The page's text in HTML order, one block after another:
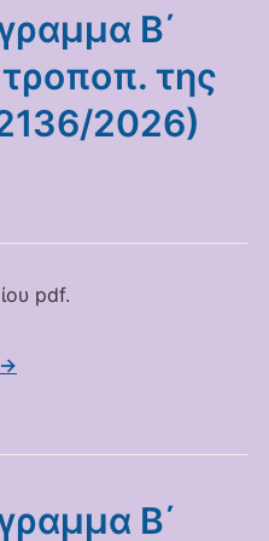
Β΄
της
2026)
pdf.
→
Β΄